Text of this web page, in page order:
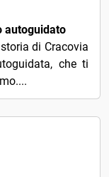
autoguidato
di Cracovia
che ti